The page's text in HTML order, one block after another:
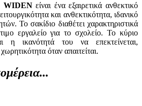
WIDENείναι ένα εξαιρετικά ανθεκτικό
και ανθεκτικότητα, ιδανικό
Το σακίδιο διαθέτει χαρακτηριστικά
εργαλείο για το σχολείο. Το κύριο
η ικανότητά του να επεκτείνεται,
όταν απαιτείται.